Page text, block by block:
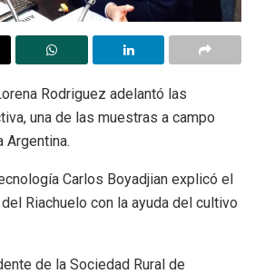
Rodriguez adelantó las
una de las muestras a campo
Argentina.
Carlos Boyadjian explicó el
Riachuelo con la ayuda del cultivo
de la Sociedad Rural de